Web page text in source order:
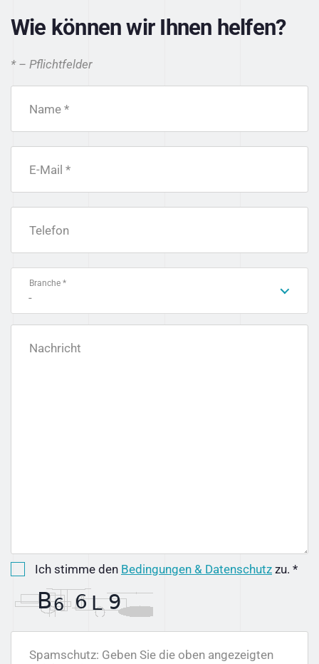
Wie können wir Ihnen helfen?
* – Pflichtfelder
Name *
E-Mail *
Telefon
Branche *
-
Nachricht
Ich stimme den Bedingungen & Datenschutz zu. *
Spamschutz: Geben Sie die oben angezeigten